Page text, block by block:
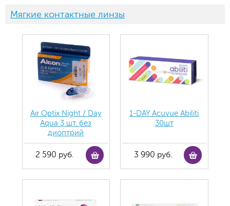
Мягкие контактные линзы
Air Optix Night / Day
Aqua 3 шт. без
диоптрий
2 590 руб.
1-DAY Acuvue Abiliti
30шт
3 990 руб.